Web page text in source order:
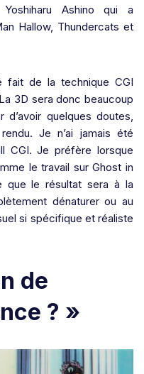
Ashino qui a
Hallow, Thundercats et
fait de la technique CGI
3D sera donc beaucoup
d’avoir quelques doutes,
Je n’ai jamais été
CGI. Je préfère lorsque
le travail sur Ghost in
que le résultat sera à la
dénaturer ou au
si spécifique et réaliste
de
? »